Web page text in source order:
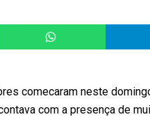
comecaram neste
com a presença de